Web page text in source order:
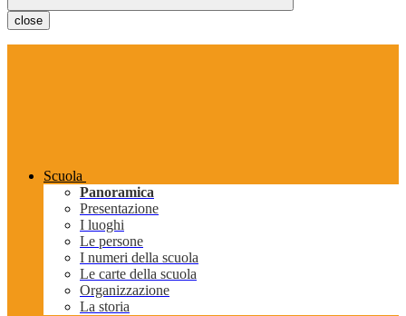
close
Scuola
Panoramica
Presentazione
I luoghi
Le persone
I numeri della scuola
Le carte della scuola
Organizzazione
La storia